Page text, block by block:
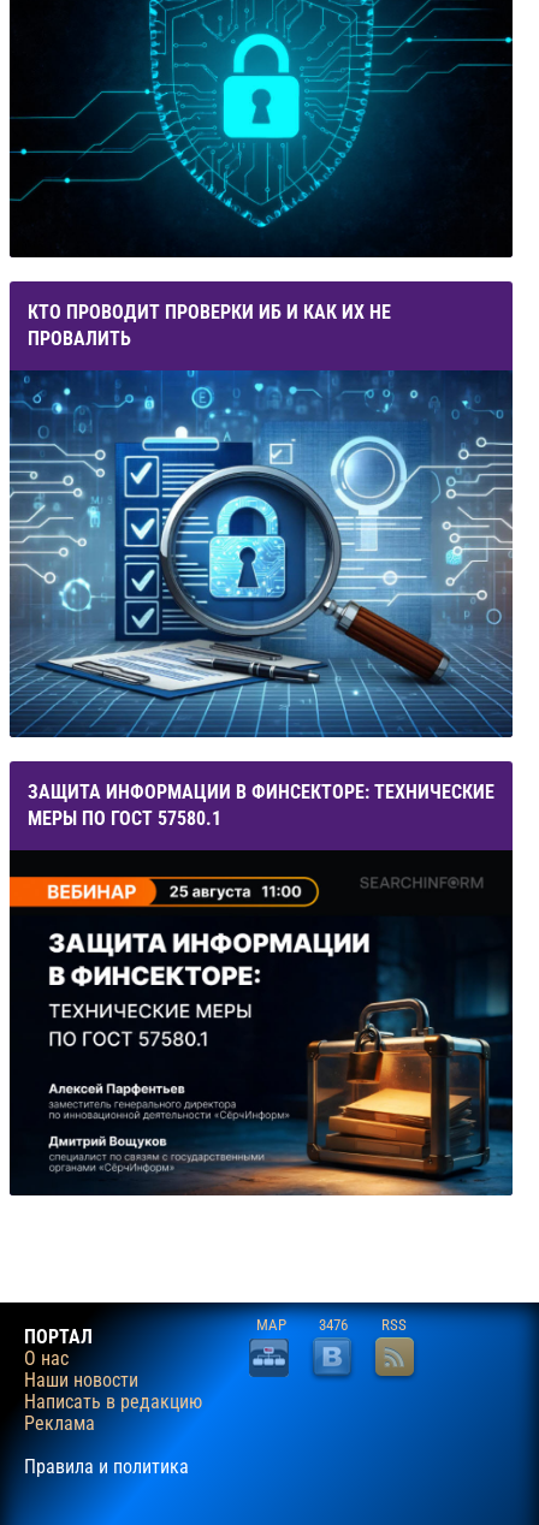
КТО ПРОВОДИТ ПРОВЕРКИ ИБ И КАК ИХ НЕ
ПРОВАЛИТЬ
ЗАЩИТА ИНФОРМАЦИИ В ФИНСЕКТОРЕ: ТЕХНИЧЕСКИЕ
МЕРЫ ПО ГОСТ 57580.1
ПОРТАЛ
О нас
Наши новости
Написать в редакцию
Реклама
Правила и политика
MAP 3476 RSS